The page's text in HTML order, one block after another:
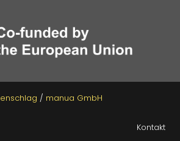
/ manua GmbH
Kontakt